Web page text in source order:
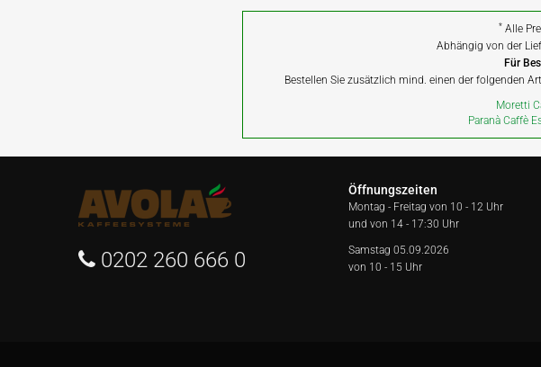
* Alle
Abhängig von der
Für
Bestellen Sie zusätzlich mind. einen der folgenden
Moretti
Paranà Caffè
0202 260 666 0
Öffnungszeiten
Montag - Freitag von 10 - 12 Uhr
und von 14 - 17:30 Uhr
Samstag 05.09.2026
von 10 - 15 Uhr